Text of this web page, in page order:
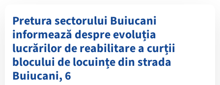
Pretura sectorului Buiucani
informează despre evoluția
lucrărilor de reabilitare a curții
blocului de locuințe din strada
Buiucani, 6